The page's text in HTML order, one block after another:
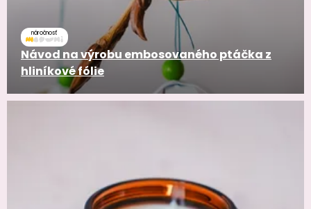
náročnosť
Návod na výrobu embosovaného ptáčka z
hliníkové fólie